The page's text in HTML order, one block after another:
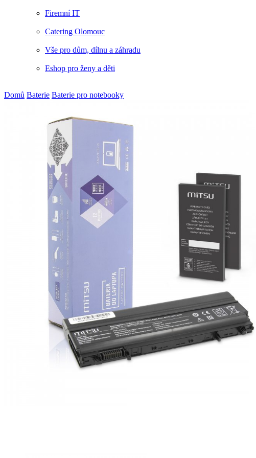
Firemní IT
Catering Olomouc
Vše pro dům, dílnu a záhradu
Eshop pro ženy a děti
Domů Baterie Baterie pro notebooky